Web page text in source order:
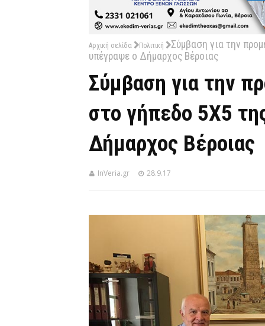
Αρχική σελίδα Πολιτική
Σύμβαση για την
υπέγραψε ο Δήμαρχος Βέροιας
Σύμβαση για την
στο γήπεδο 5Χ5
Δήμαρχος Βέροιας
InVeria.gr 28.9.17